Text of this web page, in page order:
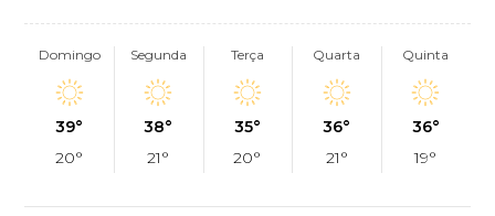
Domingo
39°
20°
Segunda
38°
21°
Terça
35°
20°
Quarta
36°
21°
Quinta
36°
19°